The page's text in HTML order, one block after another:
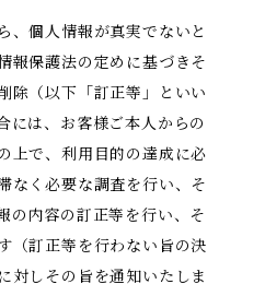
、個人情報が真実でないと
報保護法の定めに基づきそ
除（以下「訂正等」といい
には、お客様ご本人からの
上で、利用目的の達成に必
なく必要な調査を行い、そ
の内容の訂正等を行い、そ
（訂正等を行わない旨の決
対しその旨を通知いたしま